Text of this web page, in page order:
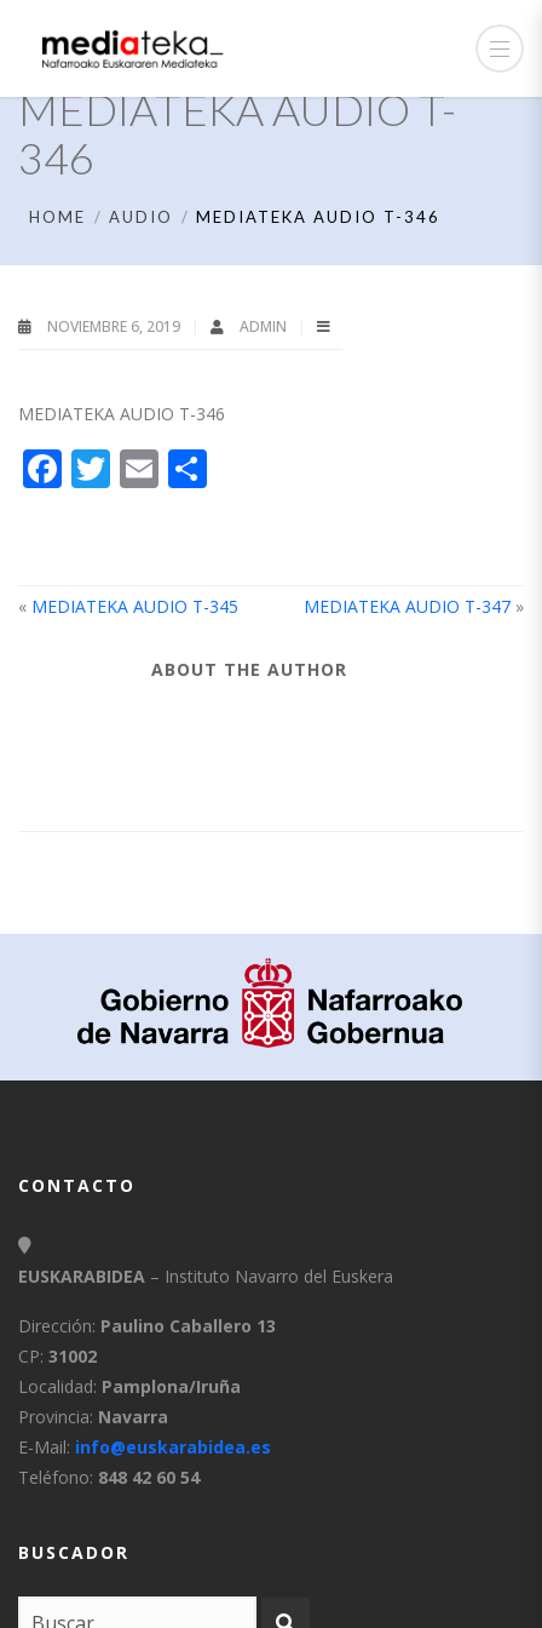
MEDIATEKA AUDIO T-
346
HOME AUDIO MEDIATEKA AUDIO T-346
NOVIEMBRE 6, 2019 ADMIN
MEDIATEKA AUDIO T-346
Facebook
Twitter
Email
« MEDIATEKA AUDIO T-345 MEDIATEKA AUDIO T-347 »
ABOUT THE AUTHOR
CONTACTO
EUSKARABIDEA – Instituto Navarro del Euskera
Dirección: Paulino Caballero 13
CP: 31002
Localidad: Pamplona/Iruña
Provincia: Navarra
E-Mail: info@euskarabidea.es
Teléfono: 848 42 60 54
BUSCADOR